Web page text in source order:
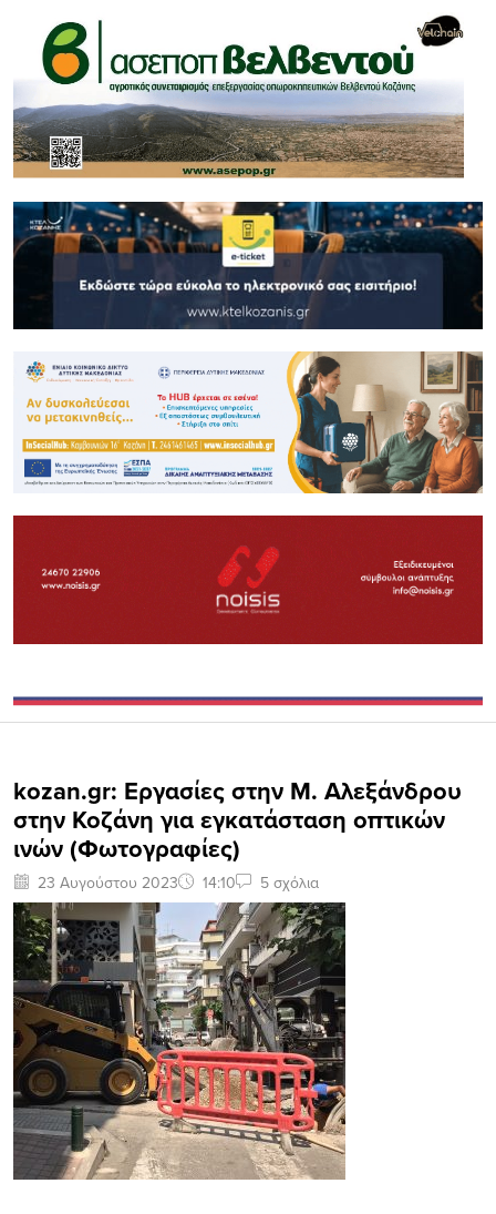
kozan.gr: Εργασίες στην Μ. Αλεξάνδρου
στην Κοζάνη για εγκατάσταση οπτικών
ινών (Φωτογραφίες)
23 Αυγούστου 2023 14:10 5 σχόλια